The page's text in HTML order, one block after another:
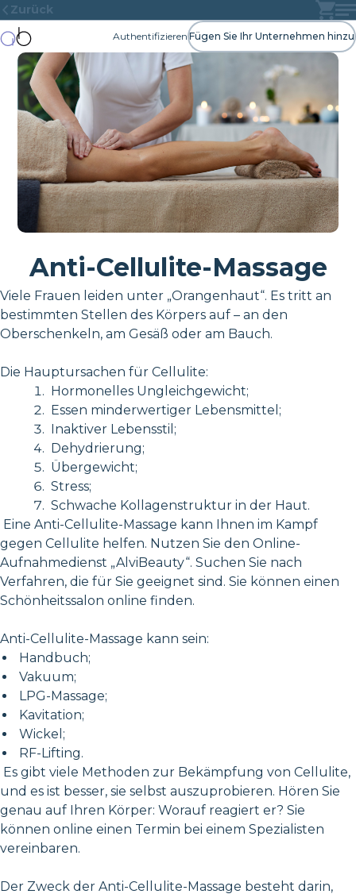
Zurück
Authentifizieren Fügen Sie Ihr Unternehmen hinzu
Anti-Cellulite-Massage
Viele Frauen leiden unter „Orangenhaut“. Es tritt an
bestimmten Stellen des Körpers auf – an den
Oberschenkeln, am Gesäß oder am Bauch.
Die Hauptursachen für Cellulite:
Hormonelles Ungleichgewicht;
Essen minderwertiger Lebensmittel;
Inaktiver Lebensstil;
Dehydrierung;
Übergewicht;
Stress;
Schwache Kollagenstruktur in der Haut.
Eine Anti-Cellulite-Massage kann Ihnen im Kampf
gegen Cellulite helfen. Nutzen Sie den Online-
Aufnahmedienst „AlviBeauty“. Suchen Sie nach
Verfahren, die für Sie geeignet sind. Sie können einen
Schönheitssalon online finden.
Anti-Cellulite-Massage kann sein:
Handbuch;
Vakuum;
LPG-Massage;
Kavitation;
Wickel;
RF-Lifting.
Es gibt viele Methoden zur Bekämpfung von Cellulite,
und es ist besser, sie selbst auszuprobieren. Hören Sie
genau auf Ihren Körper: Worauf reagiert er? Sie
können online einen Termin bei einem Spezialisten
vereinbaren.
Der Zweck der Anti-Cellulite-Massage besteht darin,